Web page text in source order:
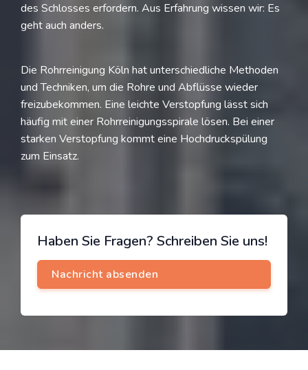
des Schlosses erfordern. Aus Erfahrung wissen wir: Es
geht auch anders.
Die Rohrreinigung Köln hat unterschiedliche Methoden
und Techniken, um die Rohre und Abflüsse wieder
freizubekommen. Eine leichte Verstopfung lässt sich
häufig mit einer Rohrreinigungsspirale lösen. Bei einer
starken Verstopfung kommt eine Hochdruckspülung
zum Einsatz.
Haben Sie Fragen? Schreiben Sie uns!